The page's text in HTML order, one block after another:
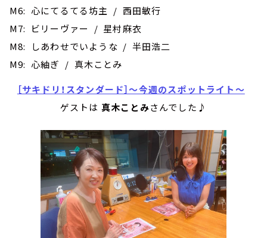
M6: 心にてるてる坊主 / 西田敏行
M7: ビリーヴァー / 星村麻衣
M8: しあわせでいような / 半田浩二
M9: 心紬ぎ / 真木ことみ
［サキドリ！スタンダード］～今週のスポットライト～
ゲストは 真木ことみさんでした♪